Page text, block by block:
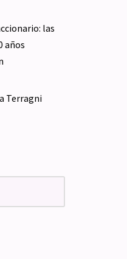
las
años
Terragni